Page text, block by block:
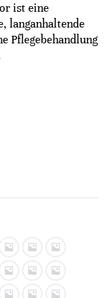
ist eine
langanhaltende
Pflegebehandlung